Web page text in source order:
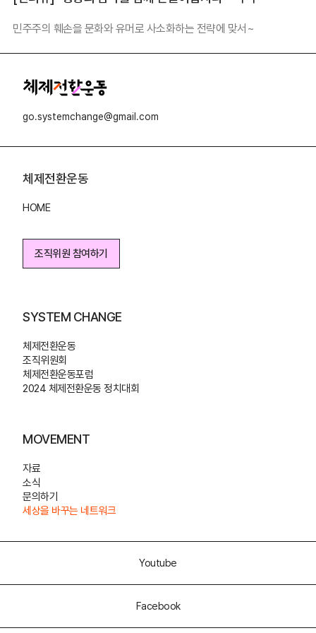
민주주의 훼손을 문화와 유머로 사소화하는 전략에 맞서~
go.systemchange@gmail.com
체제전환운동
HOME
조직위원 참여하기
SYSTEM CHANGE
체제전환운동
조직위원회
체제전환운동포럼
2024 체제전환운동 정치대회
MOVEMENT
자료
소식
문의하기
세상을 바꾸는 네트워크
Youtube
Facebook